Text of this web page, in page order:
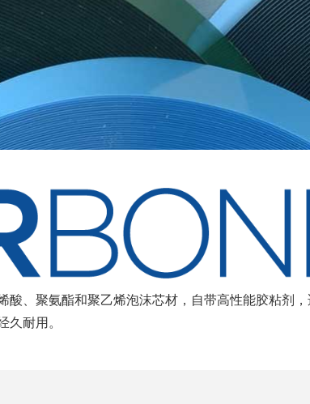
、聚氨酯和聚乙烯泡沫芯材，自带高性能胶粘剂，
耐用。